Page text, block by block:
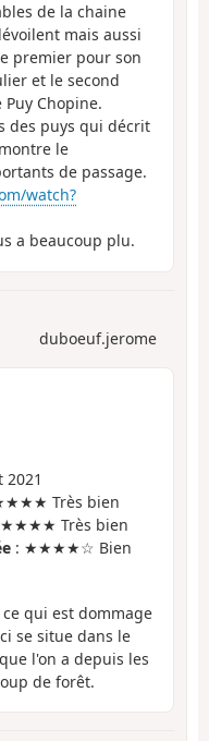
de la chaine
mais aussi
premier pour son
et le second
Chopine.
des puys qui décrit
le
de passage.
watch?
a beaucoup plu.
duboeuf.jerome
2021
Très bien
Très bien
: ★★★★☆ Bien
qui est dommage
se situe dans le
l'on a depuis les
de forêt.